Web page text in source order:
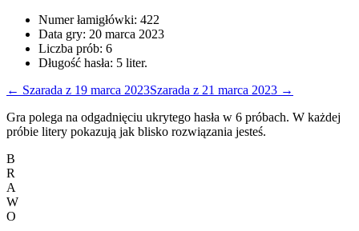
Numer łamigłówki: 422
Data gry: 20 marca 2023
Liczba prób: 6
Długość hasła: 5 liter.
← Szarada z 19 marca 2023Szarada z 21 marca 2023 →
Gra polega na odgadnięciu ukrytego hasła w 6 próbach. W każdej
próbie litery pokazują jak blisko rozwiązania jesteś.
B
R
A
W
O